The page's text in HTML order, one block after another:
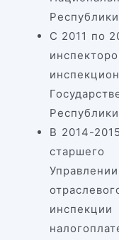
С 2011 по
В 2014-
старшего